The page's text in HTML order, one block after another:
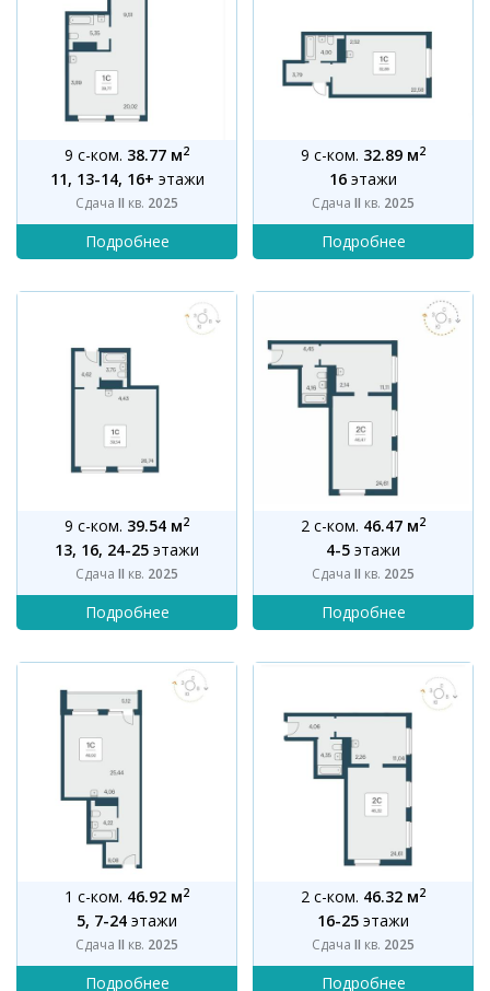
9 с-ком. 38.77 м2
11, 13-14, 16+ этажи
Сдача II кв. 2025
9 с-ком. 32.89 м2
16 этажи
Сдача II кв. 2025
9 с-ком. 39.54 м2
13, 16, 24-25 этажи
Сдача II кв. 2025
2 с-ком. 46.47 м2
4-5 этажи
Сдача II кв. 2025
1 с-ком. 46.92 м2
5, 7-24 этажи
Сдача II кв. 2025
2 с-ком. 46.32 м2
16-25 этажи
Сдача II кв. 2025